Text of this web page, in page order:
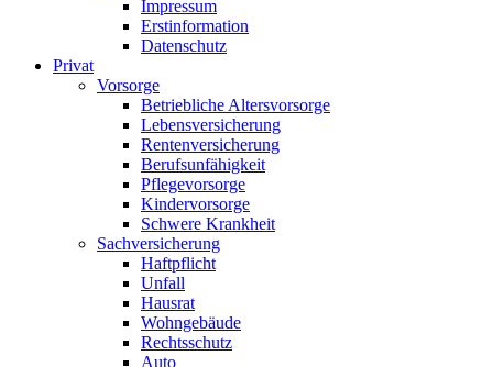
Impressum
Erstinformation
Datenschutz
Privat
Vorsorge
Betriebliche Altersvorsorge
Lebensversicherung
Rentenversicherung
Berufsunfähigkeit
Pflegevorsorge
Kindervorsorge
Schwere Krankheit
Sachversicherung
Haftpflicht
Unfall
Hausrat
Wohngebäude
Rechtsschutz
Auto